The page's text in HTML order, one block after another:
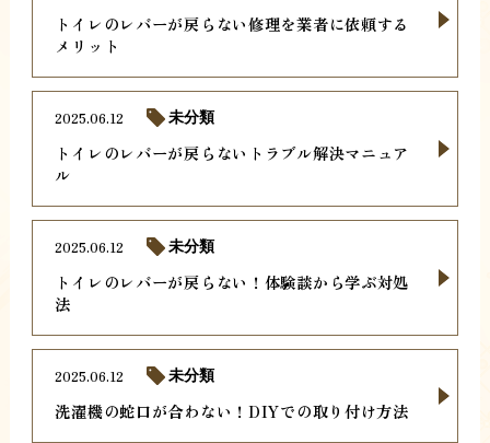
トイレのレバーが戻らない修理を業者に依頼する
メリット
トイレのレバーが戻らないトラブル解決マニュア
ル
2025.06.12 未分類
トイレのレバーが戻らない！体験談から学ぶ対処
法
2025.06.12 未分類
洗濯機の蛇口が合わない！DIYでの取り付け方法
2025.06.12 未分類